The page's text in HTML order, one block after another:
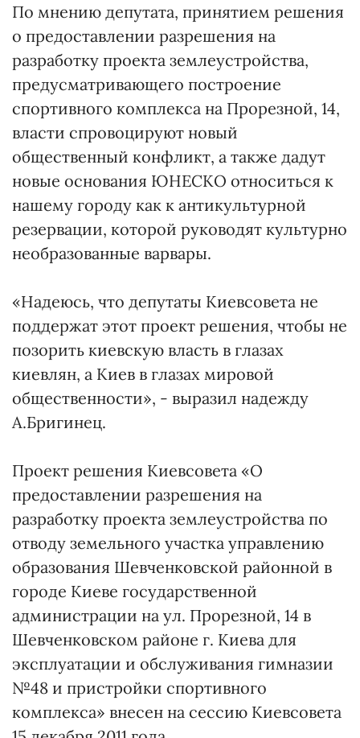
По мнению депутата, принятием решения
о предоставлении разрешения на
разработку проекта землеустройства,
предусматривающего построение
спортивного комплекса на Прорезной, 14,
власти спровоцируют новый
общественный конфликт, а также дадут
новые основания ЮНЕСКО относиться к
нашему городу как к антикультурной
резервации, которой руководят культурно
необразованные варвары.
«Надеюсь, что депутаты Киевсовета не
поддержат этот проект решения, чтобы не
позорить киевскую власть в глазах
киевлян, а Киев в глазах мировой
общественности», - выразил надежду
А.Бригинец.
Проект решения Киевсовета «О
предоставлении разрешения на
разработку проекта землеустройства по
отводу земельного участка управлению
образования Шевченковской районной в
городе Киеве государственной
администрации на ул. Прорезной, 14 в
Шевченковском районе г. Киева для
эксплуатации и обслуживания гимназии
№48 и пристройки спортивного
комплекса» внесен на сессию Киевсовета